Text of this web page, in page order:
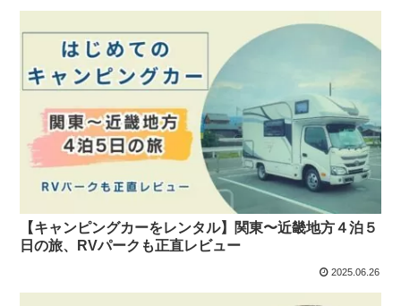
【キャンピングカーをレンタル】関東〜近畿地方４泊５
日の旅、RVパークも正直レビュー
2025.06.26